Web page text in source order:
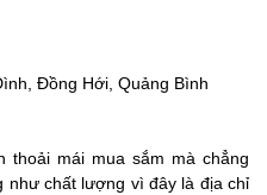
Đồng Hới, Quảng Bình
thoải mái mua sắm mà chẳng
như chất lượng vì đây là địa chỉ